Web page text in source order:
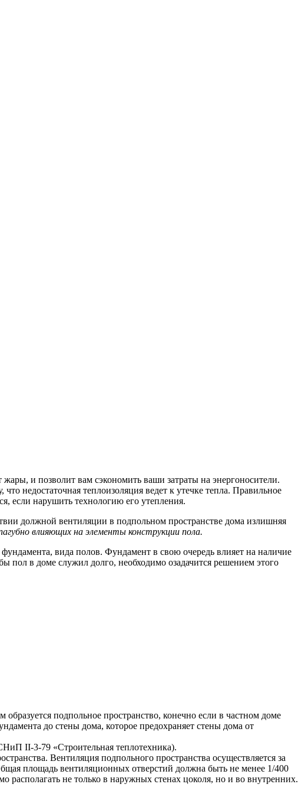
и позволит вам сэкономить ваши затраты на энергоносители.
что недостаточная теплоизоляция ведет к утечке тепла. Правильное
если нарушить технологию его утепления.
должной вентиляции в подпольном пространстве дома излишняя
влияющих на элементы конструкции пола.
вида полов. Фундамент в свою очередь влияет на наличие
в доме служил долго, необходимо озадачится решением этого
подпольное пространство, конечно если в частном доме
до стены дома, которое предохраняет стены дома от
II-3-79 «Строительная теплотехника).
Вентиляция подпольного пространства осуществляется за
площадь вентиляционных отверстий должна быть не менее 1/400
располагать не только в наружных стенах цоколя, но и во внутренних.